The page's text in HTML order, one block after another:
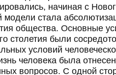
начиная с
модели стала
общества. Основные
столетия были
условий
человека была
вопросов. С одной